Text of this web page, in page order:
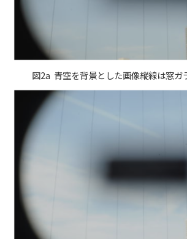
図2a 青空を背景とした画像縦線は窓ガ